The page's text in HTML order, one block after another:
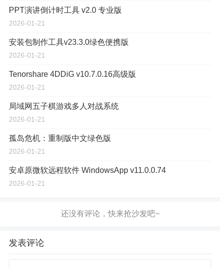
PPT演讲倒计时工具 v2.0 专业版
2026-01-21
安装包制作工具v23.3.0绿色便携版
2026-01-21
Tenorshare 4DDiG v10.7.0.16高级版
2026-01-21
局域网五子棋游戏多人对战系统
2026-01-21
孤岛危机：重制版中文绿色版
2026-01-21
安卓原微软远程软件 WindowsApp v11.0.0.74
2026-01-21
发表评论